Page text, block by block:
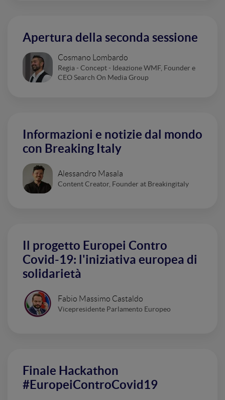
Apertura della seconda sessione
Cosmano Lombardo
Regia - Concept - Ideazione WMF, Founder e
CEO Search On Media Group
Informazioni e notizie dal mondo
con Breaking Italy
Alessandro Masala
Content Creator, Founder at Breakingitaly
Il progetto Europei Contro
Covid-19: l'iniziativa europea di
solidarietà
Fabio Massimo Castaldo
Vicepresidente Parlamento Europeo
Finale Hackathon
#EuropeiControCovid19